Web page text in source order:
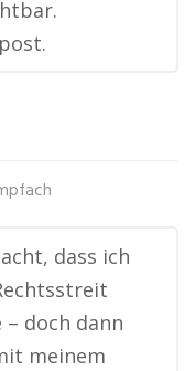
dass ich
doch dann
meinem